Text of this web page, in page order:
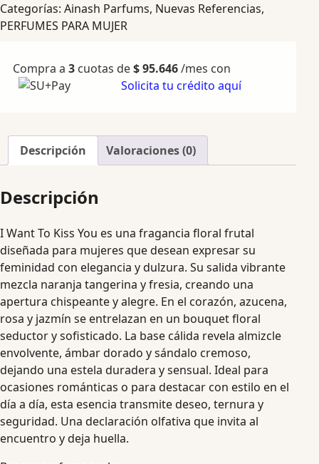
Categorías: Ainash Parfums, Nuevas Referencias,
PERFUMES PARA MUJER
Compra a 3 cuotas de$95.646/mes con
Solicita tu crédito aquí
Descripción Valoraciones (0)
Descripción
I Want To Kiss You es una fragancia floral frutal
diseñada para mujeres que desean expresar su
feminidad con elegancia y dulzura. Su salida vibrante
mezcla naranja tangerina y fresia, creando una
apertura chispeante y alegre. En el corazón, azucena,
rosa y jazmín se entrelazan en un bouquet floral
seductor y sofisticado. La base cálida revela almizcle
envolvente, ámbar dorado y sándalo cremoso,
dejando una estela duradera y sensual. Ideal para
ocasiones románticas o para destacar con estilo en el
día a día, esta esencia transmite deseo, ternura y
seguridad. Una declaración olfativa que invita al
encuentro y deja huella.